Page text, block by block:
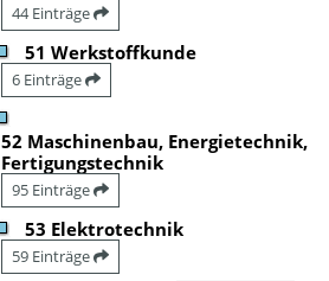
44 Einträge
51 Werkstoffkunde
6 Einträge
52 Maschinenbau, Energietechnik,
Fertigungstechnik
95 Einträge
53 Elektrotechnik
59 Einträge